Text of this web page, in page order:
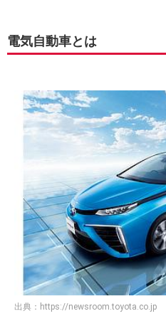
電気自動車とは
出典： https://newsroom.toyota.co.jp